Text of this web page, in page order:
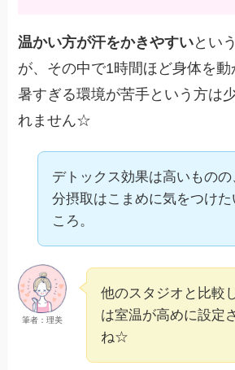
温かい方が汗をかきやすいとい
が、その中で1時間ほど身体を
暑すぎる環境が苦手という方は
れません☆
デトックス効果は高いものの
分摂取はこまめに気をつけた
ころ。
筆者：理美
他のスタジオと比較
は室温が高めに設定
ね☆